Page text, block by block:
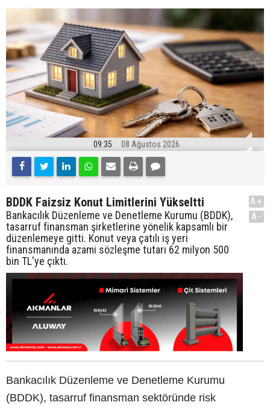
09:35 08 Ağustos 2026
BDDK Faizsiz Konut Limitlerini Yükseltti
Bankacılık Düzenleme ve Denetleme Kurumu (BDDK),
tasarruf finansman şirketlerine yönelik kapsamlı bir
düzenlemeye gitti. Konut veya çatılı iş yeri
finansmanında azami sözleşme tutarı 62 milyon 500
bin TL'ye çıktı.
A+
A-
Bankacılık Düzenleme ve Denetleme Kurumu
(BDDK), tasarruf finansman sektöründe risk